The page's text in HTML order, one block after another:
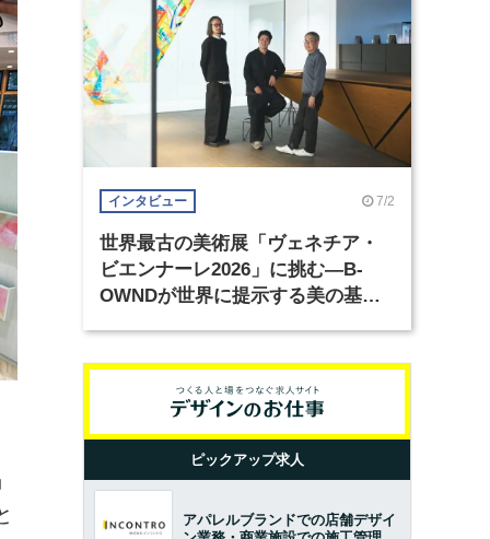
インタビュー 7/2
世界最古の美術展「ヴェネチア・
ビエンナーレ2026」に挑む―B-
OWNDが世界に提示する美の基準
ピックアップ求人
アパレルブランドでの店舗デザイ